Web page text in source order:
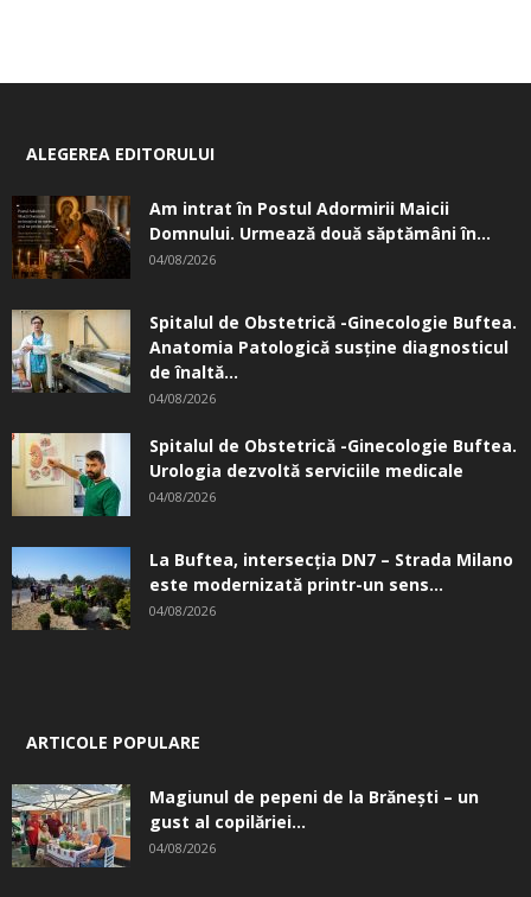
ALEGEREA EDITORULUI
Am intrat în Postul Adormirii Maicii
Domnului. Urmează două săptămâni în...
04/08/2026
Spitalul de Obstetrică -Ginecologie Buftea.
Anatomia Patologică susţine diagnosticul
de înaltă...
04/08/2026
Spitalul de Obstetrică -Ginecologie Buftea.
Urologia dezvoltă serviciile medicale
04/08/2026
La Buftea, intersecţia DN7 – Strada Milano
este modernizată printr-un sens...
04/08/2026
ARTICOLE POPULARE
Magiunul de pepeni de la Brăneşti – un
gust al copilăriei...
04/08/2026